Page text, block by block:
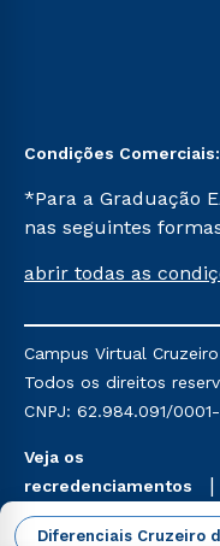
Diferenciais Cruzeiro
Condições Comerciais:
*Para a Graduação
nas seguintes
Já para as demais,
mencionadas são
Religioso, Geografia
do Ensino de
abrir todas as
Campus Virtual
Todos os direitos
CNPJ: 62.984.091/
Veja os
recredenciamentos
aqui